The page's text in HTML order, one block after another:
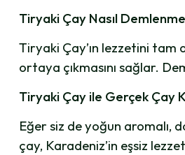
Tiryaki Çay Nasıl
Tiryaki Çay’ın lezzetini tam
ortaya çıkmasını sağlar.
Tiryaki Çay ile Gerçek Çay
Eğer siz de yoğun aromalı,
çay, Karadeniz’in eşsiz